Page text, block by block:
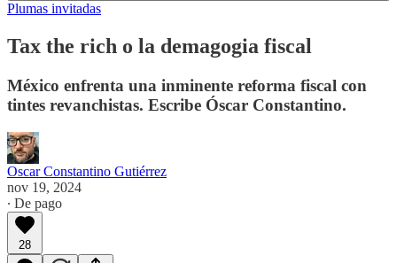
Plumas invitadas
Tax the rich o la demagogia fiscal
México enfrenta una inminente reforma fiscal con
tintes revanchistas. Escribe Óscar Constantino.
Oscar Constantino Gutiérrez
nov 19, 2024
∙ De pago
28